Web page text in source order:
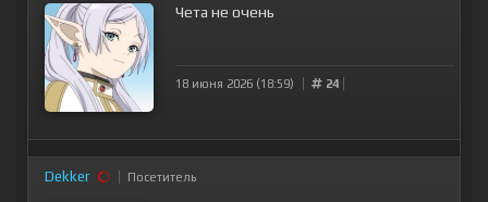
Чета не очень
18 июня 2026 (18:59) 24
Dekker Посетитель